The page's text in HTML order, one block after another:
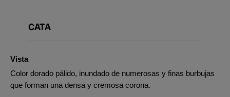
CATA
Vista
Color dorado pálido, inundado de numerosas y finas burbujas
que forman una densa y cremosa corona.